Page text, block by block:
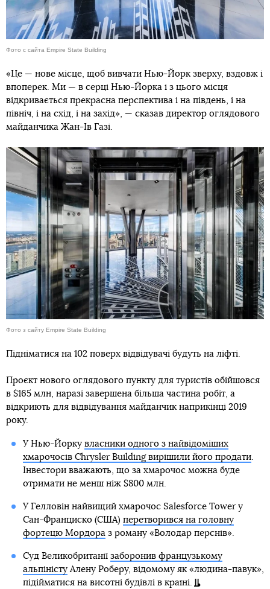
Фото с сайта Empire State Building
«Це — нове місце, щоб вивчати Нью-Йорк зверху, вздовж і
впоперек. Ми — в серці Нью-Йорка і з цього місця
відкривається прекрасна перспектива і на південь, і на
північ, і на схід, і на захід», — сказав директор оглядового
майданчика Жан-Ів Газі.
Фото з сайту Empire State Building
Підніматися на 102 поверх відвідувачі будуть на ліфті.
Проєкт нового оглядового пункту для туристів обійшовся
в $165 млн, наразі завершена більша частина робіт, а
відкриють для відвідування майданчик наприкінці 2019
року.
У Нью-Йорку власники одного з найвідоміших
хмарочосів Chrysler Building вирішили його продати.
Інвестори вважають, що за хмарочос можна буде
отримати не менш ніж $800 млн.
У Гелловін найвищий хмарочос Salesforce Tower у
Сан-Франциско (США) перетворився на головну
фортецю Мордораз роману «Володар перснів».
Суд Великобританії заборонив французькому
альпіністуАлену Роберу, відомому як «людина-павук»,
підійматися на висотні будівлі в країні.